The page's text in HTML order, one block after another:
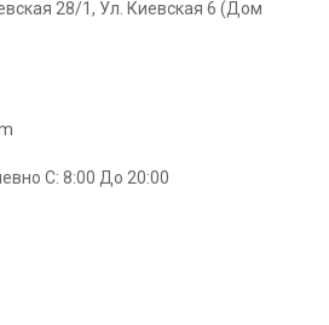
28/1, Ул. Киевская 6 (Дом
С: 8:00 До 20:00